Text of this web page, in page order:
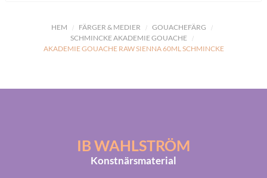
HEM FÄRGER & MEDIER
GOUACHEFÄRG
SCHMINCKE AKADEMIE GOUACHE
AKADEMIE GOUACHE RAW SIENNA 60ML SCHMINCKE
IB WAHLSTRÖM
Konstnärsmaterial